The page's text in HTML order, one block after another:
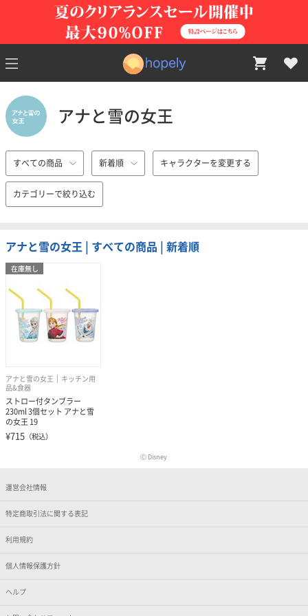
アナと雪の女王
すべての商品 新着順 キャラクターを変更する
カテゴリーで絞り込む
アナと雪の女王 | すべての商品 | 新着順
在庫無し
アナと雪の女王
キッチン用
品&食器
ストロー付タンブラー
230ml 3個セット アナと雪
の女王 19
¥715 （税込）
Ⓒ Disney
運営会社情報
特定商取引法に関する表記
利用規約
個人情報保護方針
ヘルプ